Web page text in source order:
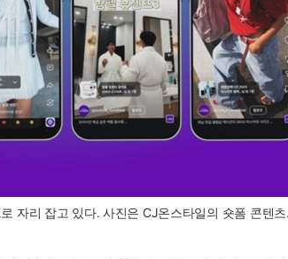
자리 잡고 있다. 사진은 CJ온스타일의 숏폼 콘텐